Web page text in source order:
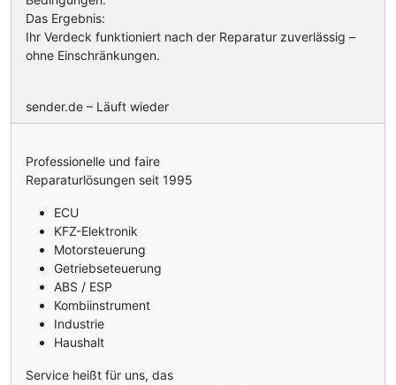
Das Ergebnis:
Ihr Verdeck funktioniert nach der Reparatur zuverlässig –
ohne Einschränkungen.
sender.de – Läuft wieder
Professionelle und faire
Reparaturlösungen seit 1995
ECU
KFZ-Elektronik
Motorsteuerung
Getriebseteuerung
ABS / ESP
Kombiinstrument
Industrie
Haushalt
Service heißt für uns, das